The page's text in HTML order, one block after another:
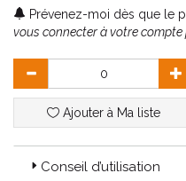
la chlorella qui contribuent
foie et d’élimination de
chia complètent cette
Prévenez-moi dès que le
vous connecter à votre
Ajouter à Ma liste
Conseil d’utilisation